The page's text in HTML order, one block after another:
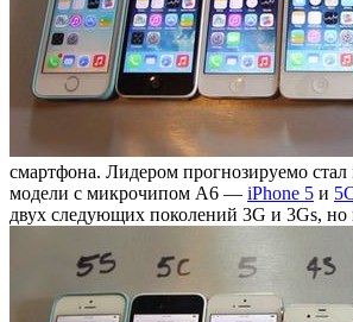
смартфона. Лидером прогнозируемо
модели с микрочипом А6 — iPhone 5 и
двух следующих поколений 3G и 3Gs, но